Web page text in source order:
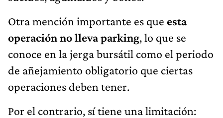
Otra mención importante es que esta
operación no lleva parking, lo que se
conoce en la jerga bursátil como el periodo
de añejamiento obligatorio que ciertas
operaciones deben tener.
Por el contrario, sí tiene una limitación: